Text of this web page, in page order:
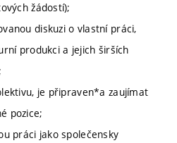
žádostí);
diskuzi o vlastní práci,
produkci a jejich širších
je připraven*a zaujímat
pozice;
práci jako společensky